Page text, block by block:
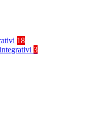
18
3